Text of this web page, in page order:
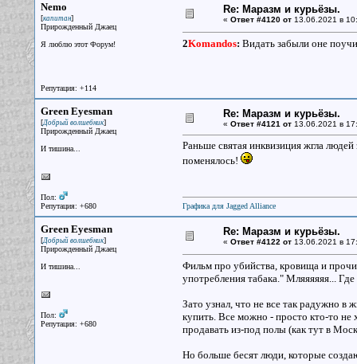
Nemo
[капитан]
Прирожденный Джаец
Я люблю этот Форум!
Репутация: +114
Re: Маразм и курьёзы.
« Ответ #4120 от13.06.2021 в
2Komandos: Видать забыли оне
Green Eyesman
[Добрый волшебник]
Прирожденный Джаец
И тишина...
Пол:
Репутация: +680
Re: Маразм и курьёзы.
« Ответ #4121 от13.06.2021 в
Раньше святая инквизиция жгла
поменялось!
Графика для Jagged Alliance
Green Eyesman
[Добрый волшебник]
Прирожденный Джаец
И тишина...
Пол:
Репутация: +680
Re: Маразм и курьёзы.
« Ответ #4122 от13.06.2021 в
Фильм про убийства, кровища и
употребления табака." Мляяяяяя...
Зато узнал, что не все так радужно в
купить. Все можно - просто кто-то не
продавать из-под полы (как тут в
Но больше бесят люди, которые